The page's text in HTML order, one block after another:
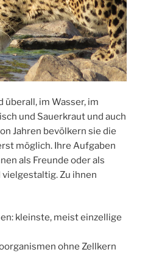
überall, im Wasser, im
und Sauerkraut und auch
Jahren bevölkern sie die
möglich. Ihre Aufgaben
als Freunde oder als
Zu ihnen
kleinste, meist einzellige
ohne Zellkern